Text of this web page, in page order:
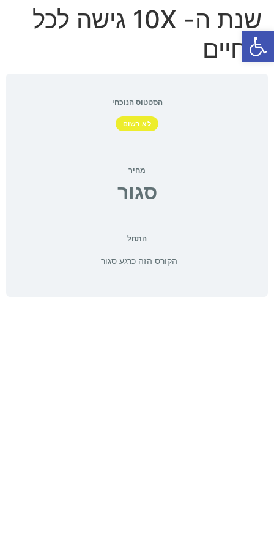
פתח סרגל נגישות
שנת ה- 10X גישה לכל
החיים
הסטטוס הנוכחי
לא רשום
מחיר
סגור
התחל
הקורס הזה כרגע סגור